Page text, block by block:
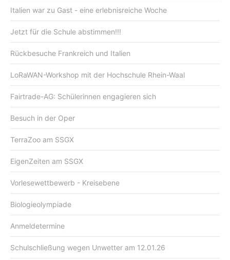
Italien war zu Gast - eine erlebnisreiche Woche
Jetzt für die Schule abstimmen!!!
Rückbesuche Frankreich und Italien
LoRaWAN-Workshop mit der Hochschule Rhein-Waal
Fairtrade-AG: Schülerinnen engagieren sich
Besuch in der Oper
TerraZoo am SSGX
EigenZeiten am SSGX
Vorlesewettbewerb - Kreisebene
Biologieolympiade
Anmeldetermine
Schulschließung wegen Unwetter am 12.01.26